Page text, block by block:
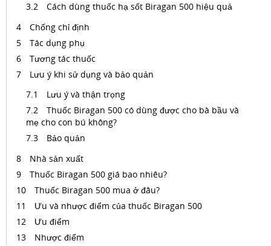
Cách dùng thuốc hạ sốt Biragan 500 hiệu quả
Chống chỉ định
Tác dụng phụ
Tương tác thuốc
Lưu ý khi sử dụng và bảo quản
Lưu ý và thận trọng
Thuốc Biragan 500 có dùng được cho bà bầu và
mẹ cho con bú không?
Bảo quản
Nhà sản xuất
Thuốc Biragan 500 giá bao nhiêu?
Thuốc Biragan 500 mua ở đâu?
Ưu và nhược điểm của thuốc Biragan 500
Ưu điểm
Nhược điểm